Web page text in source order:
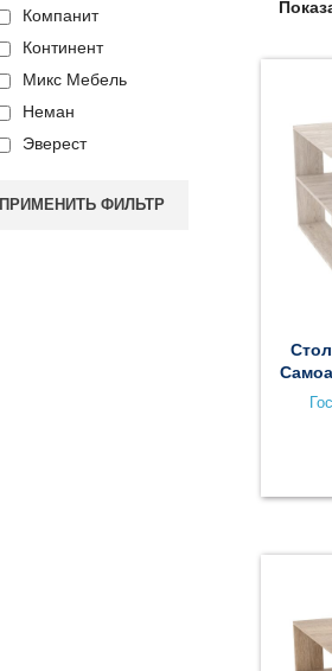
Компанит
Континент
Микс Мебель
Неман
Эверест
ПРИМЕНИТЬ ФИЛЬТР